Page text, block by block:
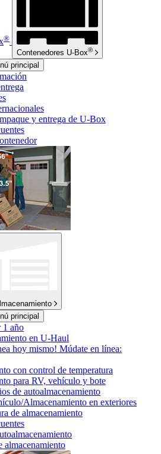
®
Contenedores U-Box®
principal
y entrega de U-Box
principal
1 año
en U-Haul
hoy mismo! Múdate en línea:
con control de temperatura
para RV, vehículo y bote
de autoalmacenamiento
Almacenamiento en exteriores
de almacenamiento
almacenamiento